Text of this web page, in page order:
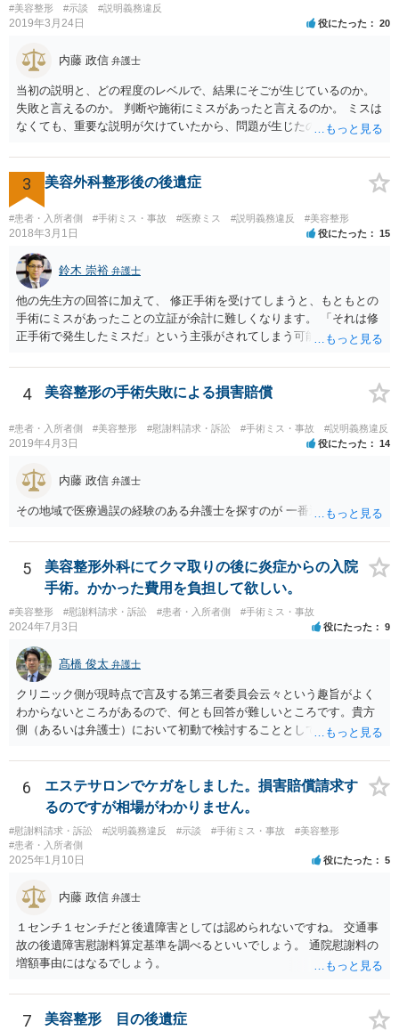
したこと 「せいで」と強調した点が，内藤先生のご指摘なさる「相当
因果関係」です。 手術のミスと関係のないことまでは責任追及ができ
しく悪くなってしまったとか， 手術のミスの結果，入院期間が延びて
しまったとかいう事情があれば， 追加請求が可能な余地があります。
ただし，手術代の返金に応じた際に「これ以上金銭の請求はしませ
ん」という趣旨の合意をしてしまっていると， 上記の請求は，基本的
には困難となります。
#美容整形 #示談 #説明義務違反
2019年3月24日 役にたった 20
内藤 政信 弁護士
当初の説明と、どの程度のレベルで、結果にそごが生じているのか。
失敗と言えるのか。 判断や施術にミスがあったと言えるのか。 ミスは
なくても、重要な説明が欠けていたから、問題が生じたのか。 美容整
3 美容外科整形後の後遺症
#患者・入所者側 #手術ミス・事故 #医療ミス #説明義務違反 #美容整形
2018年3月1日 役にたった 15
鈴木 崇裕 弁護士
他の先生方の回答に加えて、 修正手術を受けてしまうと、もともとの
手術にミスがあったことの立証が余計に難しくなります。 「それは修
正手術で発生したミスだ」という主張がされてしまう可能性があるか
検討なさっているのであれば、修正手術を受けるまえに弁護士に相談
して対応を決めることを強くお勧めいたします。
4 美容整形の手術失敗による損害賠償
#患者・入所者側 #美容整形 #慰謝料請求・訴訟 #手術ミス・事故 #説明義務違反
2019年4月3日 役にたった 14
内藤 政信 弁護士
その地域で医療過誤の経験のある弁護士を探すのが 一番近道だね。
5
美容整形外科にてクマ取りの後に炎症からの入院
手術。かかった費用を負担して欲しい。
#美容整形 #慰謝料請求・訴訟 #患者・入所者側 #手術ミス・事故
2024年7月3日 役にたった 9
髙橋 俊太 弁護士
クリニック側が現時点で言及する第三者委員会云々という趣旨がよく
わからないところがあるので、何とも回答が難しいところです。貴方
側（あるいは弁護士）において初動で検討することとしては、クリニ
医師意見聴取などが考えられるかと思います。それらを踏まえてクリ
ニック側の過失を肯定できそうであれば、クリニックに対して具体的
に損害賠償請求をしていくことになります。
6
エステサロンでケガをしました。損害賠償請求す
るのですが相場がわかりません。
#慰謝料請求・訴訟 #説明義務違反 #示談 #手術ミス・事故
#美容整形
#患者・入所者側
2025年1月10日 役にたった 5
内藤 政信 弁護士
１センチ１センチだと後遺障害としては認められないですね。 交通事
故の後遺障害慰謝料算定基準を調べるといいでしょう。 通院慰謝料の
増額事由にはなるでしょう。
7 美容整形 目の後遺症